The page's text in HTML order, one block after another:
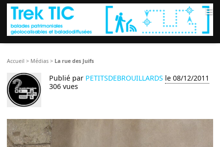
≡
Accueil > Médias > La rue des Juifs
Publié par PETITSDEBROUILLARDS le 08/12/2011
306 vues